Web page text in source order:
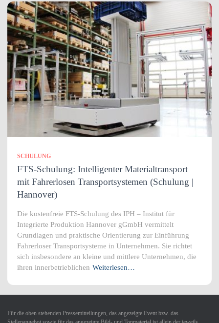
SCHULUNG
FTS-Schulung: Intelligenter Materialtransport
mit Fahrerlosen Transportsystemen (Schulung |
Hannover)
Die kostenfreie FTS-Schulung des IPH – Institut für
Integrierte Produktion Hannover gGmbH vermittelt
Grundlagen und praktische Orientierung zur Einführung
Fahrerloser Transportsysteme in Unternehmen. Sie richtet
sich insbesondere an kleine und mittlere Unternehmen, die
ihren innerbetrieblichen Weiterlesen…
Für die oben stehenden Pressemitteilungen, das angezeigte Event bzw. das